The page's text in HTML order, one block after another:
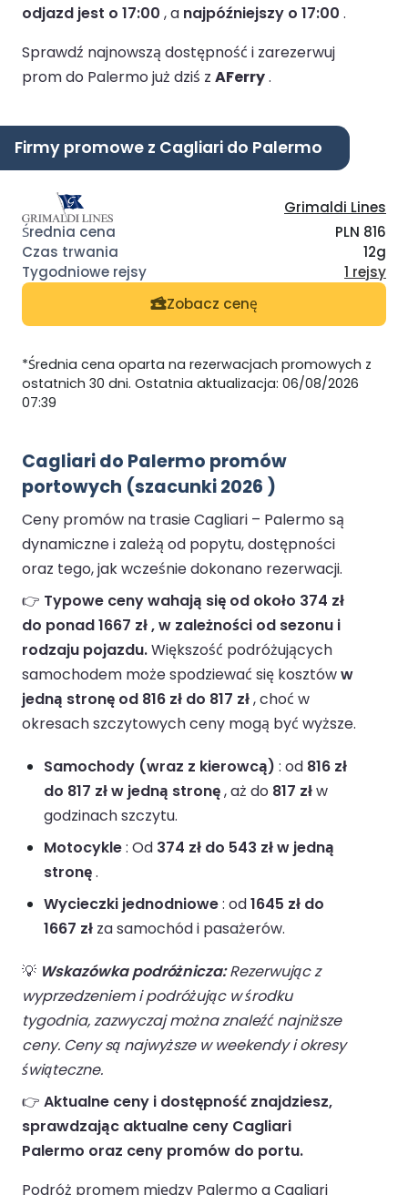
odjazd jest o 17:00 , a najpóźniejszy o 17:00 .
Sprawdź najnowszą dostępność i zarezerwuj
prom do Palermo już dziś z AFerry.
Firmy promowe z Cagliari do Palermo
Grimaldi Lines
PLN 816
12g
1 rejsy
Zobacz cenę
*Średnia cena oparta na rezerwacjach promowych z
ostatnich 30 dni. Ostatnia aktualizacja: 06/08/2026
07:39
Cagliari do Palermo promów
portowych (szacunki 2026 )
Ceny promów na trasie Cagliari – Palermo są
dynamiczne i zależą od popytu, dostępności
oraz tego, jak wcześnie dokonano rezerwacji.
👉 Typowe ceny wahają się od około 374 zł
do ponad 1667 zł , w zależności od sezonu i
rodzaju pojazdu.Większość podróżujących
samochodem może spodziewać się kosztóww
jedną stronę od 816 zł do 817 zł, choć w
okresach szczytowych ceny mogą być wyższe.
Samochody (wraz z kierowcą) : od 816 zł
do 817 zł w jedną stronę, aż do 817 złw
godzinach szczytu.
Motocykle: Od 374 zł do 543 zł w jedną
stronę.
Wycieczki jednodniowe: od1645 zł do
1667 zł za samochód i pasażerów.
💡 Wskazówka podróżnicza:Rezerwując z
wyprzedzeniem i podróżując w środku
tygodnia, zazwyczaj można znaleźć najniższe
ceny. Ceny są najwyższe w weekendy i okresy
świąteczne.
👉 Aktualne ceny i dostępność znajdziesz,
sprawdzając aktualne ceny Cagliari
Palermo oraz ceny promów do portu.
Podróż promem między Palermo a Cagliari